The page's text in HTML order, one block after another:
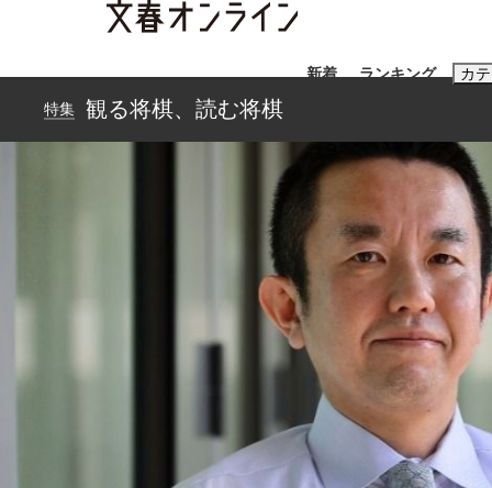
新着 ランキング カ
「90%は失敗する。でも…」本田圭佑が初
おすすめの
#藤田晋
#三
#玉木雄一郎
特集 観る将棋、読む将棋